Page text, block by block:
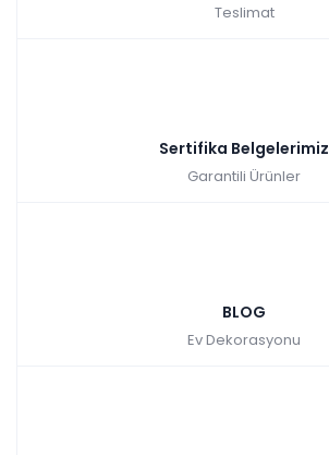
Teslimat
Sertifika Belgelerimiz
Garantili Ürünler
BLOG
Ev Dekorasyonu